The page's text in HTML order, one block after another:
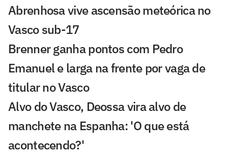
Abrenhosa vive ascensão meteórica no
Vasco sub-17
Brenner ganha pontos com Pedro
Emanuel e larga na frente por vaga de
titular no Vasco
Alvo do Vasco, Deossa vira alvo de
manchete na Espanha: 'O que está
acontecendo?'